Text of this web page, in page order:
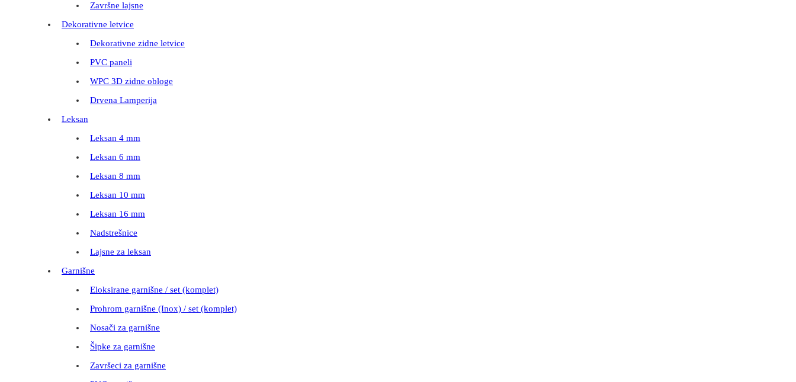
Završne lajsne
Dekorativne letvice
Dekorativne zidne letvice
PVC paneli
WPC 3D zidne obloge
Drvena Lamperija
Leksan
Leksan 4 mm
Leksan 6 mm
Leksan 8 mm
Leksan 10 mm
Leksan 16 mm
Nadstrešnice
Lajsne za leksan
Garnišne
Eloksirane garnišne / set (komplet)
Prohrom garnišne (Inox) / set (komplet)
Nosači za garnišne
Šipke za garnišne
Završeci za garnišne